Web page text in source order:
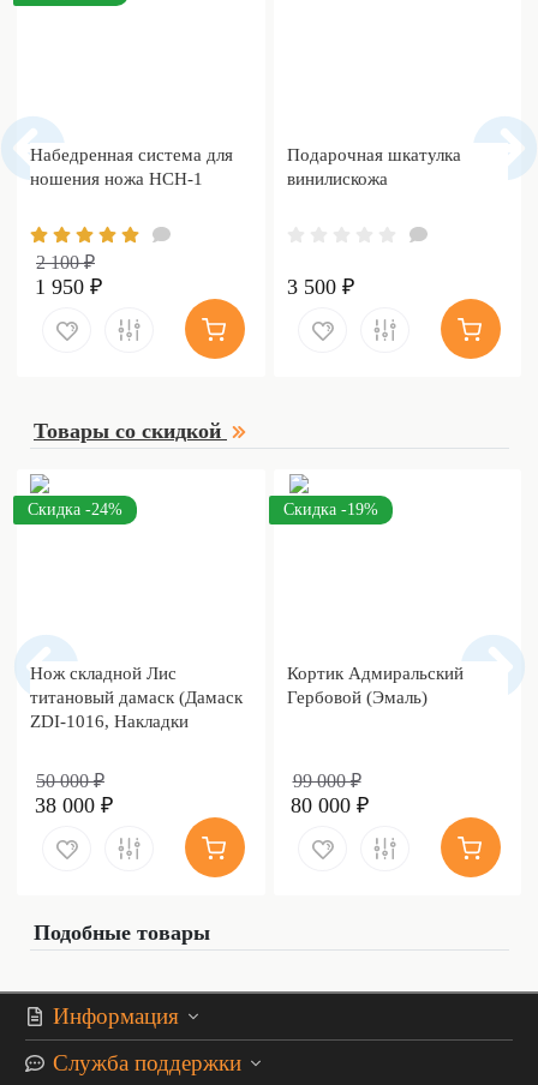
Набедренная система для
ношения ножа НСН-1
2 100 ₽
1 950 ₽
Подарочная шкатулка
винилискожа
3 500 ₽
Товары со скидкой
Скидка -24%
Нож складной Лис
титановый дамаск (Дамаск
ZDI-1016, Накладки
50 000 ₽
38 000 ₽
Скидка -19%
Кортик Адмиральский
Гербовой (Эмаль)
99 000 ₽
80 000 ₽
Подобные товары
Информация
Служба поддержки